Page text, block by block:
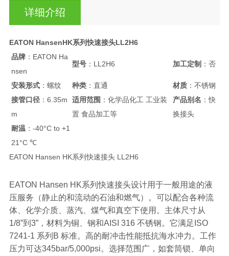
详细介绍
EATON HansenHK系列快速接头LL2H6
品牌：EATON Ha
nsen
型号：LL2H6 加工定制：否
安装形式：螺纹 种类：直通 材质：不锈钢
接管口径：6.35m
m
适用范围 ：化学品化工 工业装
置 食品加工等
产品别名 ：快
换接头
耐温 ：-40°C to +1
21°C ℃
EATON Hansen HK系列快速接头 LL2H6
EATON Hansen HK系列快速接头设计用于一般用途的液
压服务（静止的和流动的石油和燃气）。可以配合各种流
体、化学介质、蒸汽、煤气和真空下使用。主体尺寸从
1/8”到3”，材料为铜、钢和AISI 316 不锈钢。它满足ISO
7241-1 系列B 标准。高的耐冲击性能抵抗海水冲力。工作
压力可达345bar/5,000psi。选择范围广，如套筒锁、单向